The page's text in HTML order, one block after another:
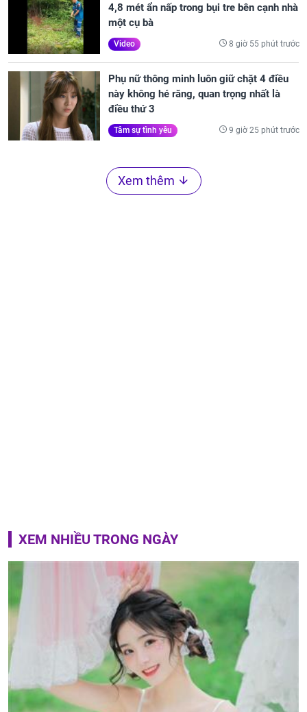
4,8 mét ẩn nấp trong bụi tre bên cạnh nhà
một cụ bà
Video 8 giờ 55 phút trước
Phụ nữ thông minh luôn giữ chặt 4 điều
này không hé răng, quan trọng nhất là
điều thứ 3
Tâm sự tình yêu 9 giờ 25 phút trước
Xem thêm
XEM NHIỀU TRONG NGÀY